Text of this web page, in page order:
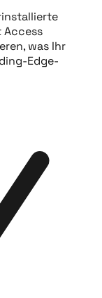
Access
was Ihr
Edge-